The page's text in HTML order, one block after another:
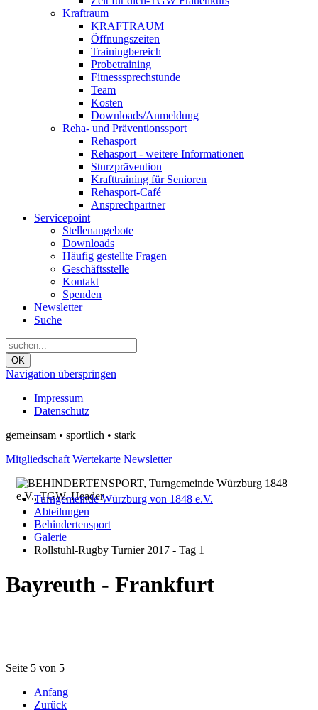
Kraftraum
KRAFTRAUM
Öffnungszeiten
Trainingbereich
Probetraining
Fitnesssprechstunde
Team
Kosten
Downloads/Anmeldung
Reha- und Präventionssport
Rehasport
Rehasport - weitere Informationen
Sturzprävention
Krafttraining für Senioren
Rehasport-Café
Ansprechpartner
Servicepoint
Stellenangebote
Downloads
Häufig gestellte Fragen
Geschäftsstelle
Kontakt
Spenden
Newsletter
Suche
OK
Navigation überspringen
Impressum
Datenschutz
gemeinsam • sportlich • stark
Mitgliedschaft Wertekarte Newsletter
Turngemeinde Würzburg von 1848 e.V.
Abteilungen
Behindertensport
Galerie
Rollstuhl-Rugby Turnier 2017 - Tag 1
Bayreuth - Frankfurt
Seite 5 von 5
Anfang
Zurück